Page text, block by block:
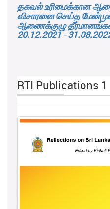
தகவல் உரிமைக்கான
விசாரனை செய்த
ஆணைக்குழு
20.12.2021 -
RTI Publications 1